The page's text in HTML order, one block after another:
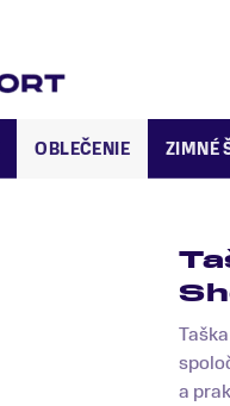
OBLEČENIE ZIMNÉ
a